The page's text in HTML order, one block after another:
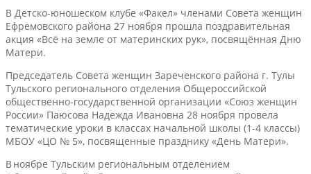
В Детско-юношеском клубе «Факел» членами Совета женщин
Ефремовского района 27 ноября прошла поздравительная
акция «Всё на земле от материнских рук», посвящённая Дню
Матери.
Председатель Совета женщин Зареченского района г. Тулы
Тульского регионального отделения Общероссийской
общественно-государственной организации «Союз женщин
России» Паюсова Надежда Ивановна 28 ноября провела
тематические уроки в классах начальной школы (1-4 классы)
МБОУ «ЦО № 5», посвященные празднику «День Матери».
В ноябре Тульским региональным отделением